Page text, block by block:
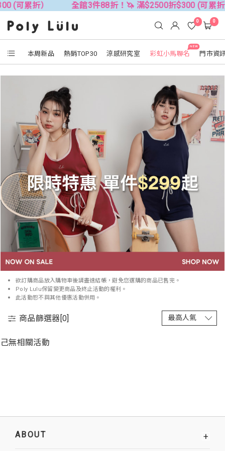
(可累折） 全館3件88折！🦄 滿$2500折$300 (可累折
本周新品 熱銷TOP30 涼感研究室
NEW
彩虹小馬聯名 門市資
0 0
欲訂購商品放入購物車後請盡速結帳，避免您選購的商品已售完。
Poly Lulu保留變更商品及終止活動的權利。
此活動恕不與其他優惠活動併用。
商品篩選器[0]
己無相關活動
ABOUT +